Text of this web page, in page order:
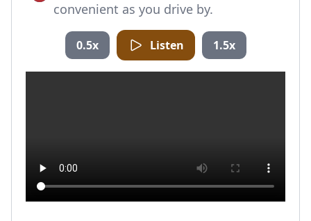
convenient as you drive by.
0.5x Listen 1.5x